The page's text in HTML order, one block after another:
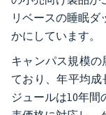
リベースの睡眠ダ
かにしています。
キャンパス規模の
ており、年平均成
ジュールは10年間